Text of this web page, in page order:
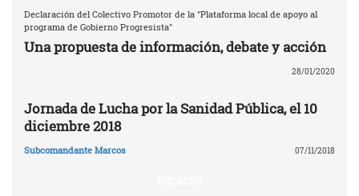
Declaración del Colectivo Promotor de la "Plataforma local de apoyo al
programa de Gobierno Progresista"
Una propuesta de información, debate y acción
28/01/2020
Jornada de Lucha por la Sanidad Pública, el 10
diciembre 2018
Subcomandante Marcos 07/11/2018